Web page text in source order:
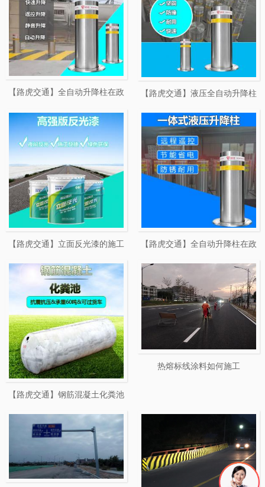
【路虎交通】全自动升降柱在政
【路虎交通】液压全自动升降柱
【路虎交通】立面反光漆的施工
【路虎交通】全自动升降柱在政
【路虎交通】钢筋混凝土化粪池
热熔标线涂料如何施工